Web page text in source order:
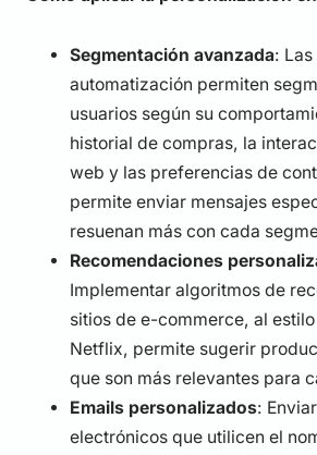
Segmentación avanzada:
automatización permiten
usuarios según su
historial de compras, la
web y las preferencias de
permite enviar mensajes
resuenan más con cada
Recomendaciones
Implementar algoritmos de
sitios de e-commerce, al
Netflix, permite sugerir
que son más relevantes para
Emails personalizados:
electrónicos que utilicen el